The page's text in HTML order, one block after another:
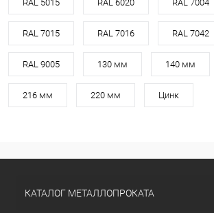
RAL 5015 RAL 6020 RAL 7004
RAL 7015 RAL 7016 RAL 7042
RAL 9005 130 мм 140 мм
216 мм 220 мм Цинк
КАТАЛОГ МЕТАЛЛОПРОКАТА